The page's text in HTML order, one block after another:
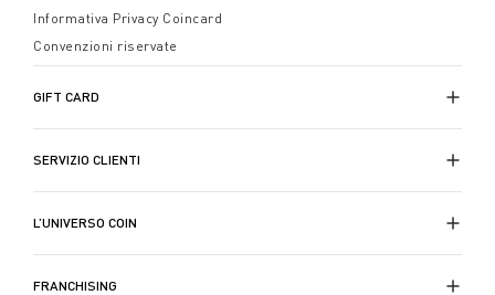
Informativa Privacy Coincard
Convenzioni riservate
GIFT CARD
SERVIZIO CLIENTI
L’UNIVERSO COIN
FRANCHISING